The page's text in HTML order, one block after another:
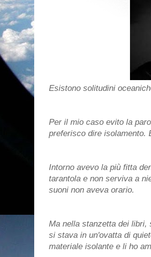
Esistono solitudini
Per il mio caso evito la
preferisco dire isolamento.
Intorno avevo la più fitta
tarantola e non serviva a
suoni non aveva orario.
Ma nella stanzetta dei
si stava in un'ovatta di
materiale isolante e li ho